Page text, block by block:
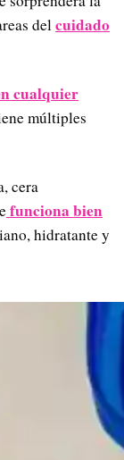
del cuidado
cualquier
múltiples
cera
funciona bien
hidratante y